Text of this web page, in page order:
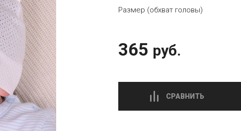
Размер (обхват головы)
365 руб.
СРАВНИТЬ